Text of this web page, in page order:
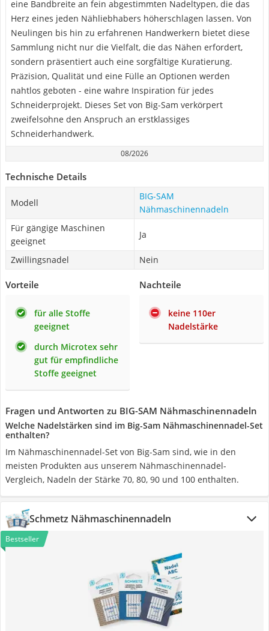
eine Bandbreite an fein abgestimmten Nadeltypen, die das
Herz eines jeden Nähliebhabers höherschlagen lassen. Von
Neulingen bis hin zu erfahrenen Handwerkern bietet diese
Sammlung nicht nur die Vielfalt, die das Nähen erfordert,
sondern präsentiert auch eine sorgfältige Kuratierung.
Präzision, Qualität und eine Fülle an Optionen werden
nahtlos geboten - eine wahre Inspiration für jedes
Schneiderprojekt. Dieses Set von Big-Sam verkörpert
zweifelsohne den Anspruch an erstklassiges
Schneiderhandwerk.
08/2026
Technische Details
Modell
BIG-SAM
Nähmaschinennadeln
Für gängige Maschinen
geeignet
Ja
Zwillingsnadel Nein
Vorteile
für alle Stoffe
geeignet
durch Microtex sehr
gut für empfindliche
Stoffe geeignet
Nachteile
keine 110er
Nadelstärke
Fragen und Antworten zu BIG-SAM Nähmaschinennadeln
Welche Nadelstärken sind im Big-Sam Nähmaschinennadel-Set
enthalten?
Im Nähmaschinennadel-Set von Big-Sam sind, wie in den
meisten Produkten aus unserem Nähmaschinennadel-
Vergleich, Nadeln der Stärke 70, 80, 90 und 100 enthalten.
Schmetz Nähmaschinennadeln
Bestseller